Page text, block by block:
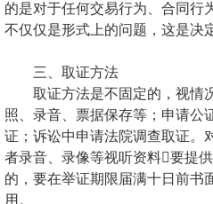
的是对于任何交易行为、合同行
不仅仅是形式上的问题，这是决
三、取证方法
取证方法是不固定的，视情
照、录音、票据保存等；申请公
证；诉讼中申请法院调查取证。
者录音、录像等视听资料要提
的，要在举证期限届满十日前书
用。